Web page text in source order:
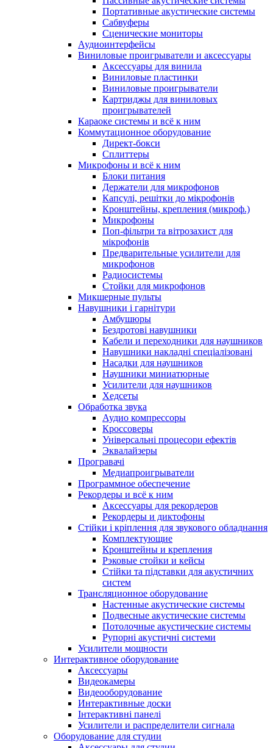
Портативные акустические системы
Сабвуферы
Сценические мониторы
Аудиоинтерфейсы
Виниловые проигрыватели и аксессуары
Аксессуары для винила
Виниловые пластинки
Виниловые проигрыватели
Картриджы для виниловых
проигрывателей
Караоке системы и всё к ним
Коммутационное оборудование
Директ-бокси
Сплиттеры
Микрофоны и всё к ним
Блоки питания
Держатели для микрофонов
Капсулі, решітки до мікрофонів
Кронштейны, крепления (микроф.)
Микрофоны
Поп-фільтри та вітрозахист для
мікрофонів
Предварительные усилители для
микрофонов
Радиосистемы
Стойки для микрофонов
Микшерные пульты
Навушники і гарнітури
Амбушюры
Бездротові навушники
Кабели и переходники для наушников
Навушники накладні спеціалізовані
Насадки для наушников
Наушники миниатюрные
Усилители для наушников
Хедсеты
Обработка звука
Аудио компрессоры
Кроссоверы
Універсальні процесори ефектів
Эквалайзеры
Програвачі
Медиапроигрыватели
Программное обеспечение
Рекордеры и всё к ним
Аксессуары для рекордеров
Рекордеры и диктофоны
Стійки і кріплення для звукового обладнання
Комплектующие
Кронштейны и крепления
Рэковые стойки и кейсы
Стійки та підставки для акустичних
систем
Трансляционное оборудование
Настенные акустические системы
Подвесные акустические системы
Потолочные акустические системы
Рупорні акустичні системи
Усилители мощности
Интерактивное оборудование
Аксессуары
Видеокамеры
Видеооборудование
Интерактивные доски
Інтерактивні панелі
Усилители и распределители сигнала
Оборудование для студии